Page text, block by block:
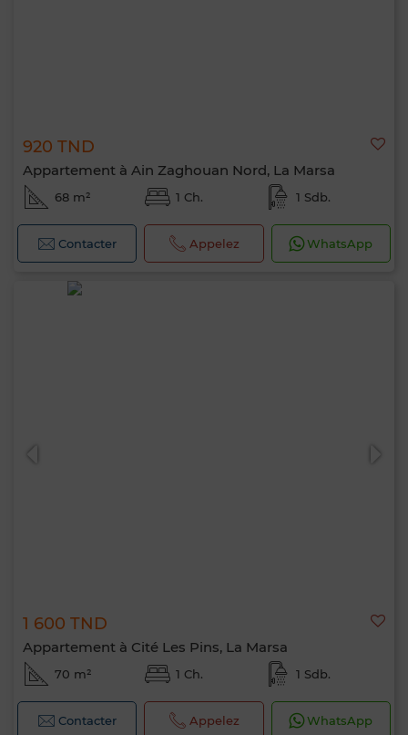
920 TND
Appartement à Ain Zaghouan Nord, La Marsa
68 m² 1 Ch. 1 Sdb.
Contacter Appelez WhatsApp
1 600 TND
Appartement à Cité Les Pins, La Marsa
70 m² 1 Ch. 1 Sdb.
Contacter Appelez WhatsApp